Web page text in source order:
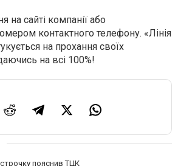
на сайті компанії або
контактного телефону. «Лінія
на прохання своїх
на всі 100%!
пояснив ТЦК